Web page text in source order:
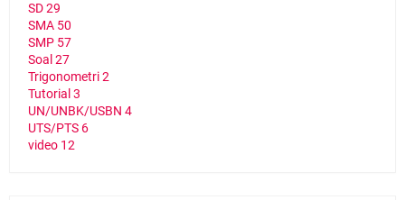
SD29
SMA 50
SMP 57
Soal 27
Trigonometri2
Tutorial 3
UN/UNBK/USBN 4
UTS/PTS 6
video 12